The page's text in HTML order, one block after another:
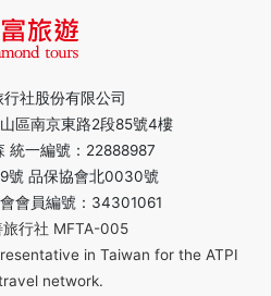
社股份有限公司
區南京東路2段85號4樓
統一編號：22888987
號 品保協會北0030號
會員編號：34301061
行社 MFTA-005
in Taiwan for the ATPI
network.